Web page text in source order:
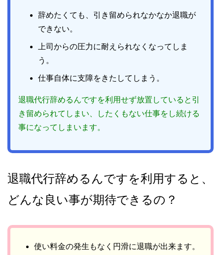
辞めたくても、引き留められなかなか退職が
できない。
上司からの圧力に耐えられなくなってしま
う。
仕事自体に支障をきたしてしまう。
退職代行辞めるんですを利用せず放置していると引
き留められてしまい、したくもない仕事をし続ける
事になってしまいます。
退職代行辞めるんですを利用すると、
どんな良い事が期待できるの？
使い料金の発生もなく円滑に退職が出来ます。